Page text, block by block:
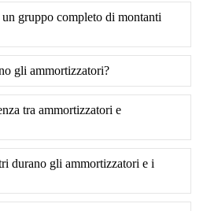
gruppo completo di montanti
gli ammortizzatori?
tra ammortizzatori e
durano gli ammortizzatori e i